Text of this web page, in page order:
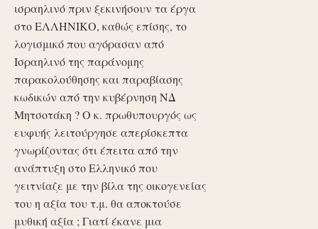
ισραηλινό πριν ξεκινήσουν τα έργα
στο ΕΛΛΗΝΙΚΟ, καθώς επίσης, το
λογισμικό που αγόρασαν από
Ισραηλινό της παράνομης
παρακολούθησης και παραβίασης
κωδικών από την κυβέρνηση ΝΔ
Μητσοτάκη ? Ο κ. πρωθυπουργός ως
ευφυής λειτούργησε απερίσκεπτα
γνωρίζοντας ότι έπειτα από την
ανάπτυξη στο Ελληνικό που
γειτνίαζε με την βίλα της οικογενείας
του η αξία του τ.μ. θα αποκτούσε
μυθική αξία ; Γιατί έκανε μια